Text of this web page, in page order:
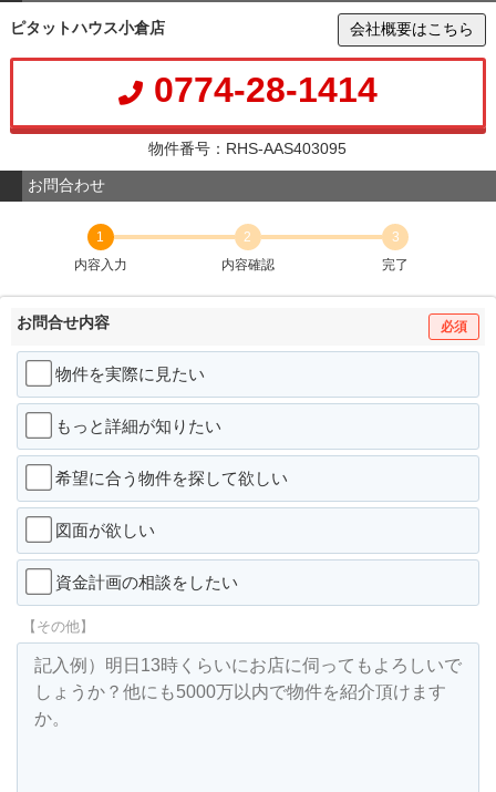
ピタットハウス小倉店 会社概要はこちら
0774-28-1414
物件番号：RHS-AAS403095
お問合わせ
1
内容入力
2
内容確認
3
完了
お問合せ内容 必須
物件を実際に見たい
もっと詳細が知りたい
希望に合う物件を探して欲しい
図面が欲しい
資金計画の相談をしたい
【その他】